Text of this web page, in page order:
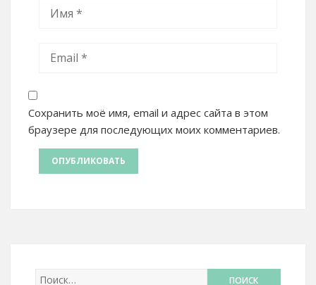
Сохранить моё имя, email и адрес сайта в этом
браузере для последующих моих комментариев.